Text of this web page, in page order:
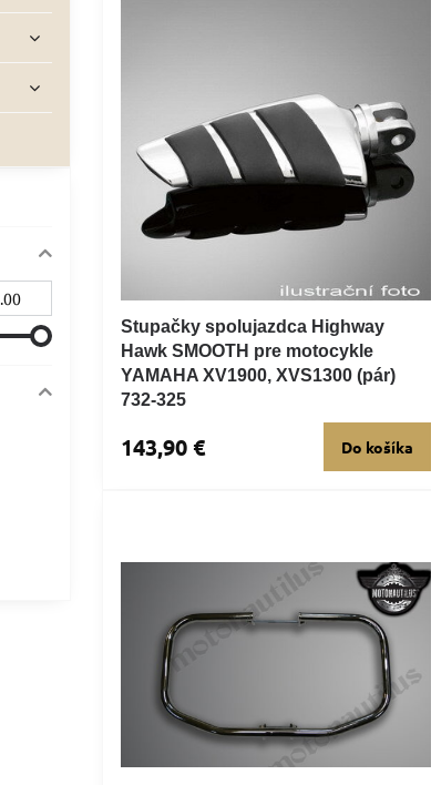
Stupačky spolujazdca Highway
Hawk SMOOTH pre motocykle
YAMAHA XV1900, XVS1300 (pár)
732-325
143,90 € Do košíka